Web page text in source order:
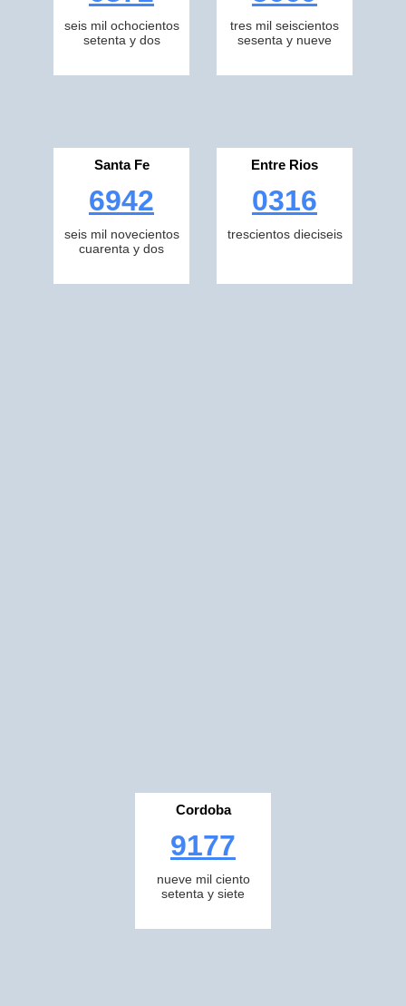
seis mil ochocientos
setenta y dos
tres mil seiscientos
sesenta y nueve
Santa Fe
6942
seis mil novecientos
cuarenta y dos
Entre Rios
0316
trescientos dieciseis
Cordoba
9177
nueve mil ciento
setenta y siete